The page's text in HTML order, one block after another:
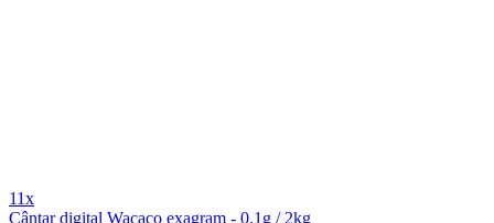
11x
Cântar digital Wacaco exagram - 0,1g / 2kg